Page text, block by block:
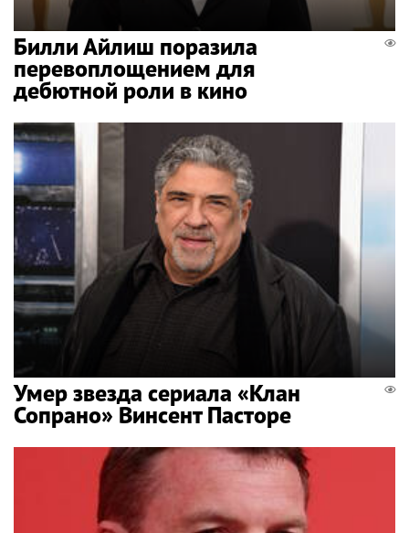
Билли Айлиш поразила
перевоплощением для
дебютной роли в кино
Умер звезда сериала «Клан
Сопрано» Винсент Пасторе